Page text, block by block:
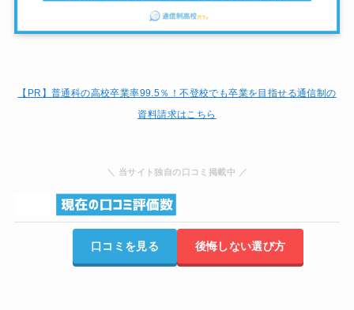
【PR】普通科の高校卒業率99.5％！不登校でも卒業を目指せる通信制の
資料請求はこちら
＼ 当サイト独自の口コミ掲載中 ／
口コミを見る 後悔しない選び方